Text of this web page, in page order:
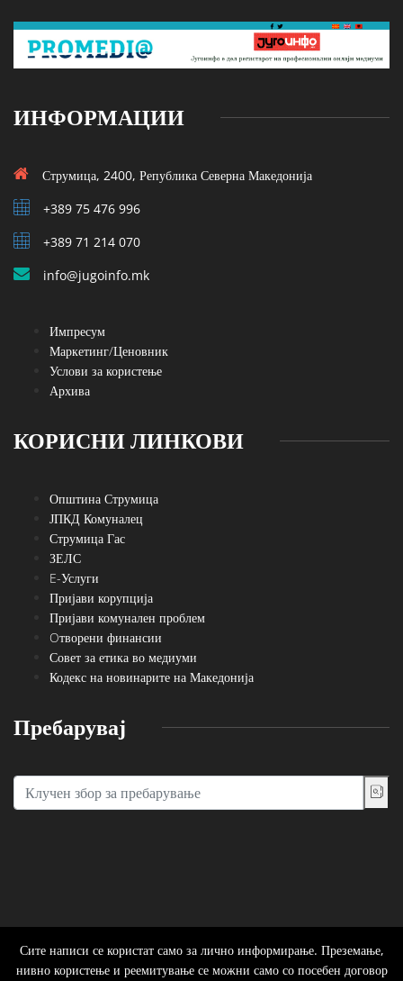
ИНФОРМАЦИИ
Струмица, 2400, Република Северна Македонија
+389 75 476 996
+389 71 214 070
info@jugoinfo.mk
Импресум
Маркетинг/Ценовник
Услови за користење
Архива
КОРИСНИ ЛИНКОВИ
Општина Струмица
ЈПКД Комуналец
Струмица Гас
ЗЕЛС
E-Услуги
Пријави корупција
Пријави комунален проблем
Oтворени финансии
Совет за етика во медиуми
Кодекс на новинарите на Македонија
Пребарувај
Сите написи се користат само за лично информирање. Преземање,
нивно користење и реемитување се можни само со посебен договор